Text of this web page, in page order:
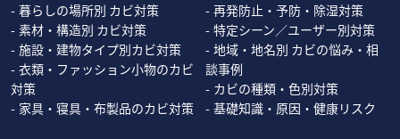
暮らしの場所別 カビ対策
素材・構造別 カビ対策
施設・建物タイプ別カビ対策
衣類・ファッション小物のカビ
対策
家具・寝具・布製品のカビ対策
再発防止・予防・除湿対策
特定シーン／ユーザー別対策
地域・地名別 カビの悩み・相
談事例
カビの種類・色別対策
基礎知識・原因・健康リスク